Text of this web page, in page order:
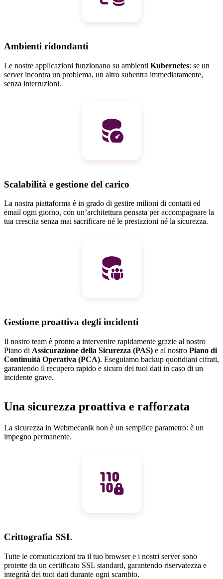
Ambienti ridondanti
Le nostre applicazioni funzionano su ambienti Kubernetes: se un
server incontra un problema, un altro subentra immediatamente,
senza interruzioni.
Scalabilità e gestione del carico
La nostra piattaforma è in grado di gestire milioni di contatti ed
email ogni giorno, con un’architettura pensata per accompagnare la
tua crescita senza mai sacrificare né le prestazioni né la sicurezza.
Gestione proattiva degli incidenti
Il nostro team è pronto a intervenire rapidamente grazie al nostro
Piano di Assicurazione della Sicurezza (PAS) e al nostro Piano di
Continuità Operativa (PCA). Eseguiamo backup quotidiani cifrati,
garantendo il recupero rapido e sicuro dei tuoi dati in caso di un
incidente grave.
Una sicurezza proattiva e rafforzata
La sicurezza in Webmecanik non è un semplice parametro: è un
impegno permanente.
Crittografia SSL
Tutte le comunicazioni tra il tuo browser e i nostri server sono
protette da un certificato SSL standard, garantendo riservatezza e
integrità dei tuoi dati durante ogni scambio.